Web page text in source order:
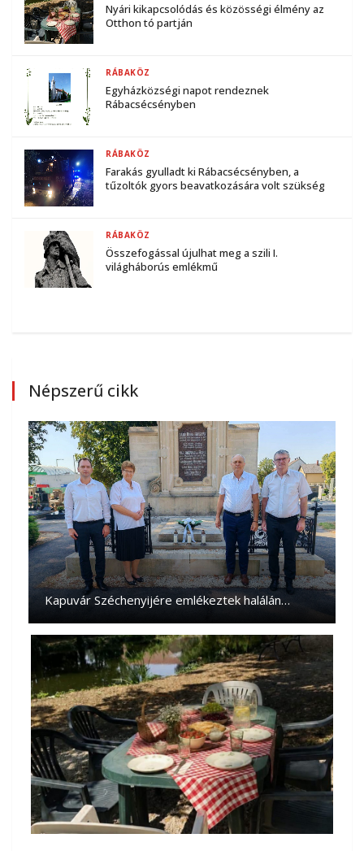
Nyári kikapcsolódás és közösségi élmény az
Otthon tó partján
Egyházközségi napot rendeznek
Rábacsécsényben
RÁBAKÖZ
Farakás gyulladt ki Rábacsécsényben, a
tűzoltók gyors beavatkozására volt szükség
RÁBAKÖZ
Összefogással újulhat meg a szili I.
világháborús emlékmű
RÁBAKÖZ
Népszerű cikk
Kapuvár Széchenyijére emlékeztek halálán…